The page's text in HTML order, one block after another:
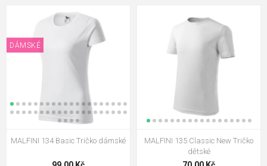
DÁMSKÉ
MALFINI 134 Basic Tričko dámské
MALFINI 135 Classic New Tričko
dětské